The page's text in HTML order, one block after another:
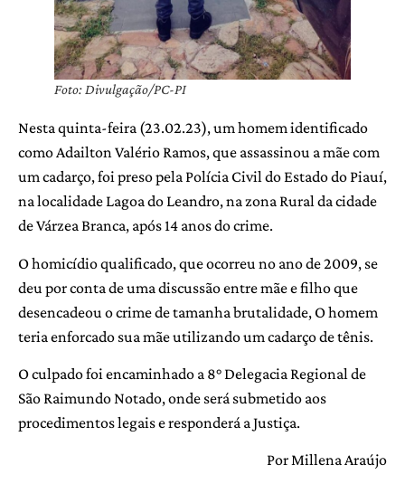
Foto: Divulgação/PC-PI
Nesta quinta-feira (23.02.23), um homem identificado
como Adailton Valério Ramos, que assassinou a mãe com
um cadarço, foi preso pela Polícia Civil do Estado do Piauí,
na localidade Lagoa do Leandro, na zona Rural da cidade
de Várzea Branca, após 14 anos do crime.
O homicídio qualificado, que ocorreu no ano de 2009, se
deu por conta de uma discussão entre mãe e filho que
desencadeou o crime de tamanha brutalidade, O homem
teria enforcado sua mãe utilizando um cadarço de tênis.
O culpado foi encaminhado a 8° Delegacia Regional de
São Raimundo Notado, onde será submetido aos
procedimentos legais e responderá a Justiça.
Por Millena Araújo